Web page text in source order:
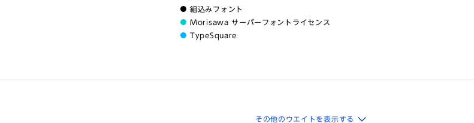
組込みフォント
Morisawa サーバーフォントライセンス
TypeSquare
その他のウエイトを表示する